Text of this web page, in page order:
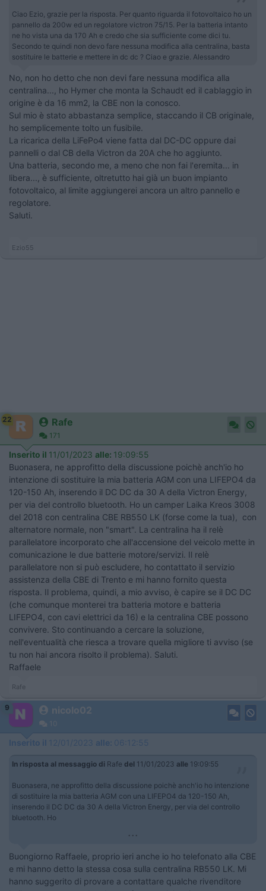
Ciao Ezio, grazie per la risposta. Per quanto riguarda il fotovoltaico ho un
pannello da 200w ed un regolatore victron 75/15. Per la batteria intanto
ne ho vista una da 170 Ah e credo che sia sufficiente come dici tu.
Secondo te quindi non devo fare nessuna modifica alla centralina, basta
sostituire le batterie e mettere in dc dc ? Ciao e grazie. Alessandro
No, non ho detto che non devi fare nessuna modifica alla
centralina..., ho Hymer che monta la Schaudt ed il cablaggio in
origine è da 16 mm2, la CBE non la conosco.
Sul mio è stato abbastanza semplice, staccando il CB originale,
ho semplicemente tolto un fusibile.
La ricarica della LiFePo4 viene fatta dal DC-DC oppure dai
pannelli o dal CB della Victron da 20A che ho aggiunto.
Una batteria, secondo me, a meno che non fai l'eremita... in
libera..., è sufficiente, oltretutto hai già un buon impianto
fotovoltaico, al limite aggiungerei ancora un altro pannello e
regolatore.
Saluti.
Ezio55
22 Rafe
171
Inserito il 11/01/2023 alle: 19:09:55
Buonasera, ne approfitto della discussione poichè anch'io ho
intenzione di sostituire la mia batteria AGM con una LIFEPO4 da
120-150 Ah, inserendo il DC DC da 30 A della Victron Energy,
per via del controllo bluetooth. Ho un camper Laika Kreos 3008
del 2018 con centralina CBE RB550 LK (forse come la tua), con
alternatore normale, non "smart". La centralina ha il relè
parallelatore incorporato che all'accensione del veicolo mette in
comunicazione le due batterie motore/servizi. Il relè
parallelatore non si può escludere, ho contattato il servizio
assistenza della CBE di Trento e mi hanno fornito questa
risposta. Il problema, quindi, a mio avviso, è capire se il DC DC
(che comunque monterei tra batteria motore e batteria
LIFEPO4, con cavi elettrici da 16) e la centralina CBE possono
convivere. Sto continuando a cercare la soluzione,
nell'eventualità che riesca a trovare quella migliore ti avviso (se
tu non hai ancora risolto il problema). Saluti.
Raffaele
Rafe
9 nicolo02
10
Inserito il 12/01/2023 alle: 06:12:55
In risposta al messaggio di Rafe del 11/01/2023 alle 19:09:55
Buonasera, ne approfitto della discussione poichè anch'io ho intenzione
di sostituire la mia batteria AGM con una LIFEPO4 da 120-150 Ah,
inserendo il DC DC da 30 A della Victron Energy, per via del controllo
bluetooth. Ho
...
Buongiorno Raffaele, proprio ieri anche io ho telefonato alla CBE
e mi hanno detto la stessa cosa sulla centralina RB550 LK. Mi
hanno suggerito di provare a contattare qualche rivenditore